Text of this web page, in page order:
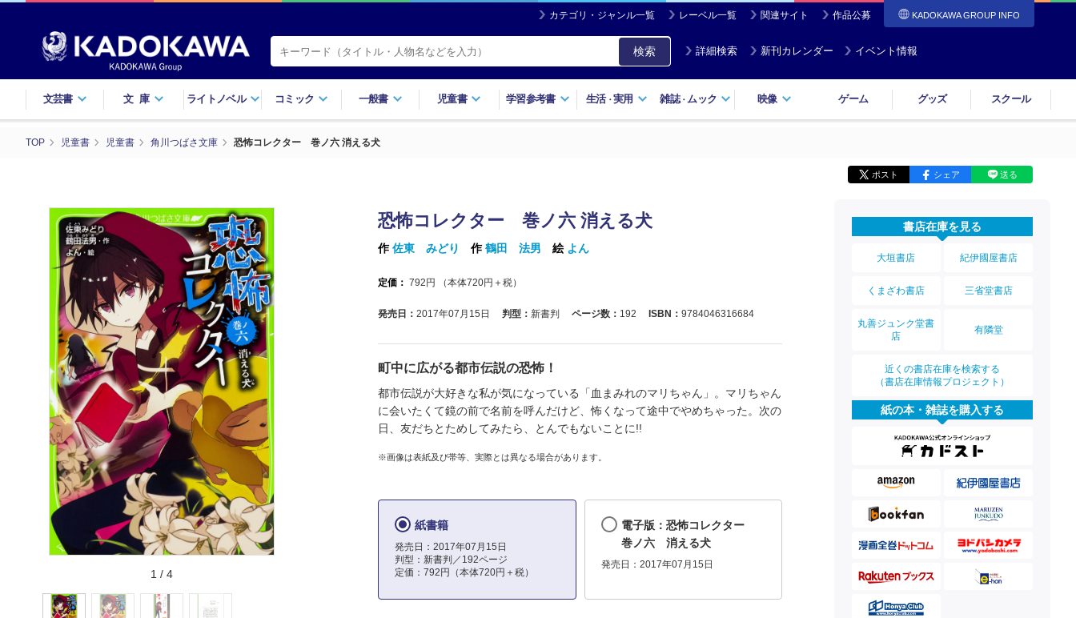
カテゴリ・ジャンル一覧 レーベル一覧 関連サイト 作品公募 KADOKAWA GROUP INFO
検索 詳細検索 新刊カレンダー イベント情報
文芸書 文庫 ライトノベル コミック 一般書 児童書 学習参考書 生活・実用 雑誌・ ムック 映像 ゲーム グッズ スクール
TOP 児童書 児童書 角川つばさ文庫 恐怖コレクター 巻ノ六 消える犬
ポスト シェア 送る
1 / 4
恐怖コレクター 巻ノ六 消える犬
作佐東 みどり 作鶴田 法男 絵 よん
定価： 792 円 （本体720円＋税）
発売日： 2017年07月15日 判型： 新書判 ページ数： 192 ISBN： 9784046316684
町中に広がる都市伝説の恐怖！
都市伝説が大好きな私が気になっている「血まみれのマリちゃん」。マリちゃん
に会いたくて鏡の前で名前を呼んだけど、怖くなって途中でやめちゃった。次の
日、友だちとためしてみたら、とんでもないことに!!
※画像は表紙及び帯等、実際とは異なる場合があります。
紙書籍
発売日：2017年07月15日
判型：新書判／192ページ
定価：792円（本体720円＋税）
電子版：恐怖コレクター
巻ノ六 消える犬
発売日：2017年07月15日
書店在庫を見る
大垣書店 紀伊國屋書店
くまざわ書店 三省堂書店
丸善ジュンク堂書
店
有隣堂
近くの書店在庫を検索する
（書店在庫情報プロジェクト）
紙の本・雑誌を購入する